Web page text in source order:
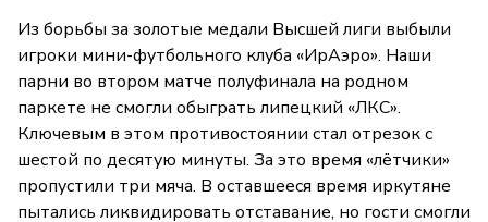
Из борьбы за золотые медали Высшей лиги выбыли
игроки мини-футбольного клуба «ИрАэро». Наши
парни во втором матче полуфинала на родном
паркете не смогли обыграть липецкий «ЛКС».
Ключевым в этом противостоянии стал отрезок с
шестой по десятую минуты. За это время «лётчики»
пропустили три мяча. В оставшееся время иркутяне
пытались ликвидировать отставание, но гости смогли